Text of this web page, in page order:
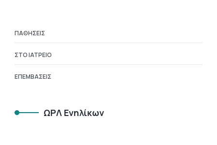
ΠΑΘΉΣΕΙΣ
ΣΤΟ ΙΑΤΡΕΊΟ
ΕΠΕΜΒΆΣΕΙΣ
ΩΡΛ Ενηλίκων